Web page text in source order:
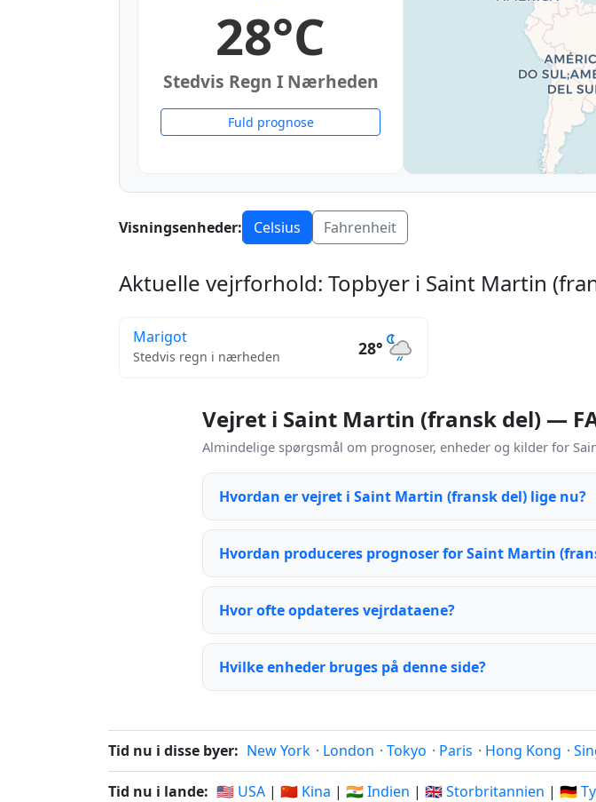
28°C
Stedvis Regn I Nærheden
Fuld prognose
Visningsenheder: Celsius Fahrenheit
Aktuelle vejrforhold: Topbyer i Saint Martin
Marigot
Stedvis regn i nærheden 28°
Vejret i Saint Martin (fransk del) —
Almindelige spørgsmål om prognoser, enheder og kilder for
Hvordan er vejret i Saint Martin (fransk del) lige nu?
Hvordan produceres prognoser for Saint Martin
Hvor ofte opdateres vejrdataene?
Hvilke enheder bruges på denne side?
Tid nu i disse byer: New York · London · Tokyo · Paris · Hong Kong ·
Tid nu i lande: 🇺🇸 USA | 🇨🇳 Kina | 🇮🇳 Indien | 🇬🇧 Storbritannien | 🇩🇪